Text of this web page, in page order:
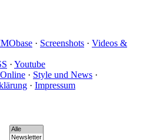
· Screenshots · Videos &
· Youtube
· Style und News ·
· Impressum